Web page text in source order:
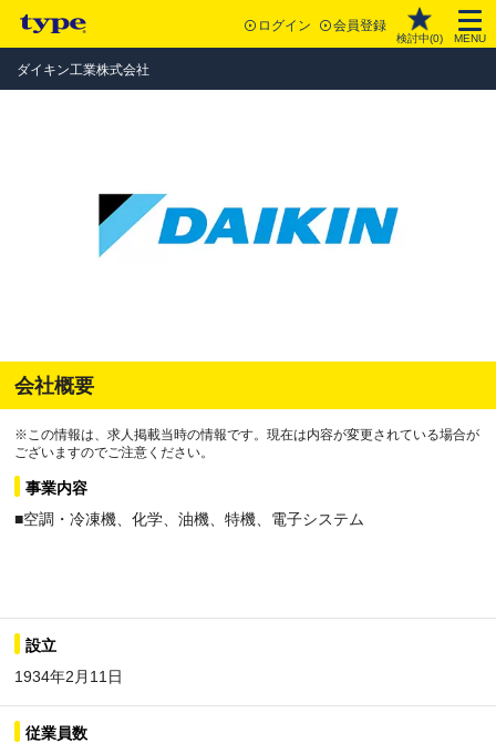
ログイン 会員登録
検討中(0) MENU
ダイキン工業株式会社
会社概要
※この情報は、求人掲載当時の情報です。現在は内容が変更されている場合が
ございますのでご注意ください。
事業内容
■空調・冷凍機、化学、油機、特機、電子システム
設立
1934年2月11日
従業員数